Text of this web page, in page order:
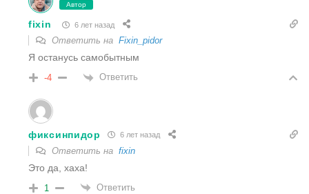
Автор
fixin 6 лет назад
Ответить на Fixin_pidor
Я останусь самобытным
-4 Ответить
фиксинпидор 6 лет назад
Ответить на fixin
Это да, хаха!
1 Ответить